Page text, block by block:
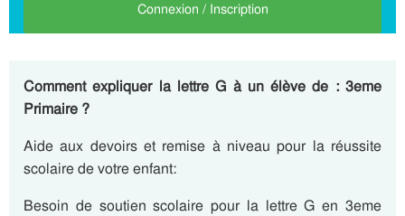
Connexion / Inscription
Comment expliquer la lettre G à un élève de : 3eme
Primaire ?
Aide aux devoirs et remise à niveau pour la réussite
scolaire de votre enfant:
Besoin de soutien scolaire pour la lettre G en 3eme